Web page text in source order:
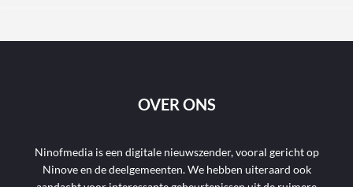
OVER ONS
Ninofmedia is een digitale nieuwszender, vooral gericht op
Ninove en de deelgemeenten. We hebben uiteraard ook